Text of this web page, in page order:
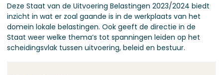
Deze Staat van de Uitvoering Belastingen 2023/2024 biedt
inzicht in wat er zoal gaande is in de werkplaats van het
domein lokale belastingen. Ook geeft de directie in de
Staat weer welke thema’s tot spanningen leiden op het
scheidingsvlak tussen uitvoering, beleid en bestuur.